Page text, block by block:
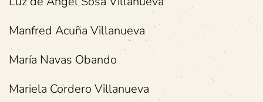
Manfred Acuña Villanueva
María Navas Obando
Mariela Cordero Villanueva